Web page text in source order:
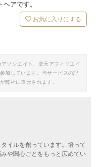
アです。
お気に入りにする
ソシエイト、楽天アフィリエイ
加しています。当サービスの記
弊社に還元されます。
イルを創っています。培って
や関心ごとをもっと広めてい